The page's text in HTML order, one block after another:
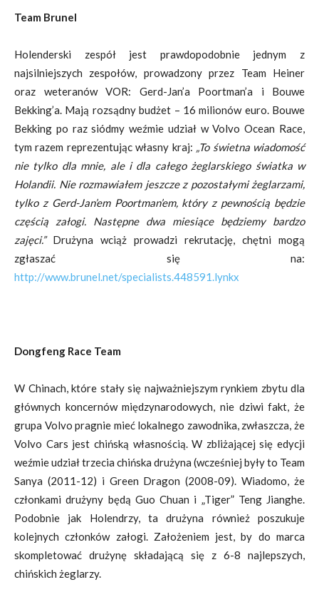
Team Brunel
Holenderski zespół jest prawdopodobnie jednym z
najsilniejszych zespołów, prowadzony przez Team Heiner
oraz weteranów VOR: Gerd-Jan’a Poortman’a i Bouwe
Bekking’a. Mają rozsądny budżet – 16 milionów euro. Bouwe
Bekking po raz siódmy weźmie udział w Volvo Ocean Race,
tym razem reprezentując własny kraj: „To świetna wiadomość
nie tylko dla mnie, ale i dla całego żeglarskiego światka w
Holandii. Nie rozmawiałem jeszcze z pozostałymi żeglarzami,
tylkoz Gerd-Jan’em Poortman’em, który z pewnością będzie
częścią załogi. Następne dwa miesiące będziemy bardzo
zajęci.”Drużyna wciąż prowadzi rekrutację, chętni mogą
zgłaszać się na:
http://www.brunel.net/specialists.448591.lynkx
Dongfeng Race Team
W Chinach, które stały się najważniejszym rynkiem zbytu dla
głównych koncernów międzynarodowych, nie dziwi fakt, że
grupa Volvo pragnie mieć lokalnego zawodnika, zwłaszcza, że
Volvo Cars jest chińską własnością. W zbliżającej się edycji
weźmie udział trzecia chińska drużyna (wcześniej były to Team
Sanya (2011-12) i Green Dragon (2008-09). Wiadomo, że
członkami drużyny będą Guo Chuan i „Tiger” Teng Jianghe.
Podobnie jak Holendrzy, ta drużyna również poszukuje
kolejnych członków załogi. Założeniem jest, by do marca
skompletować drużynę składającą się z 6-8 najlepszych,
chińskich żeglarzy.